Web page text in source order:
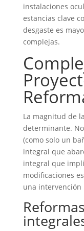
instalaciones
estancias clave
desgaste es
complejas.
La magnitud de
determinante.
(como solo un
integral que
integral que
modificaciones
una intervención